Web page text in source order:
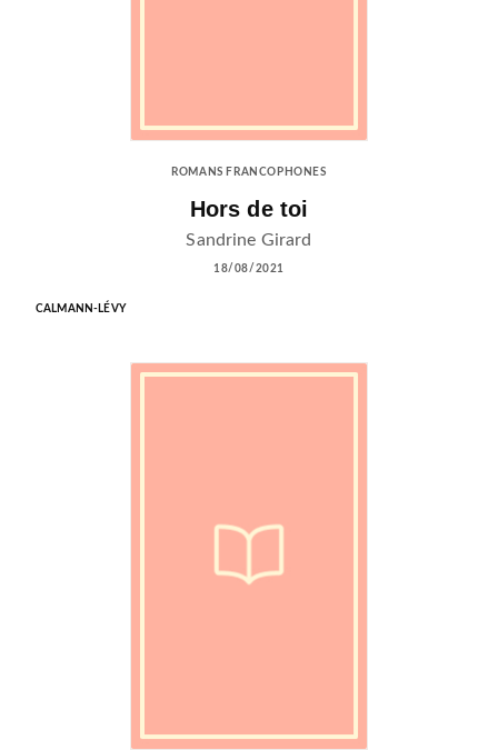
ROMANS FRANCOPHONES
Hors de toi
Sandrine Girard
18/08/2021
CALMANN-LÉVY